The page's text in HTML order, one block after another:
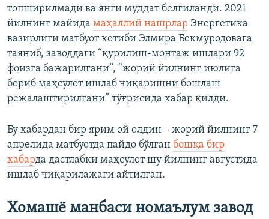
топширилмади ва янги муддат белгиланди. 2021
йилнинг майида маҳаллий нашрлар Энергетика
вазирлиги матбуот котиби Элмира Бекмуродовага
таяниб, заводдаги “қурилиш-монтаж ишлари 92
фоизга бажарилгани”, “жорий йилнинг июлига
бориб маҳсулот ишлаб чиқаришни бошлаш
режалаштирилгани” тўғрисида хабар қилди.
Бу хабардан бир ярим ой олдин – жорий йилнинг 7
апрелида матбуотда пайдо бўлган бошқа бир
хабарда дастлабки маҳсулот шу йилнинг августида
ишлаб чиқарилажаги айтилган.
Хомашё манбаси номаълум завод